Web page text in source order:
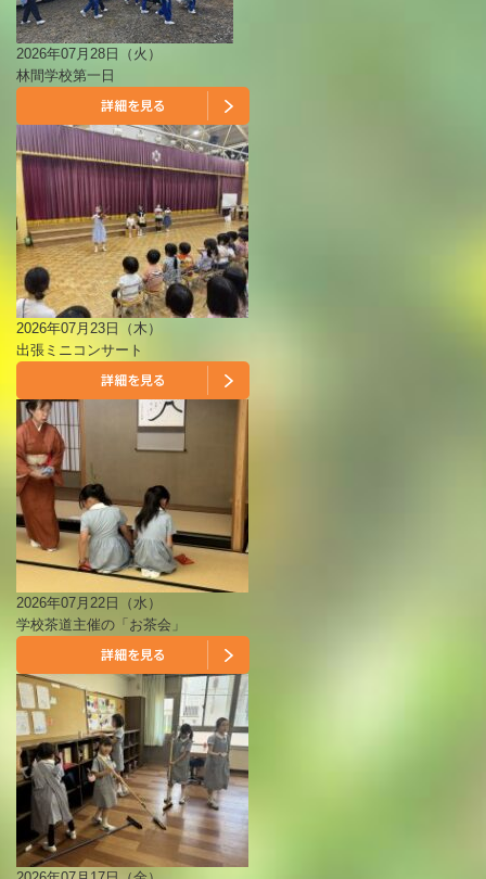
2026年07月28日（火）
林間学校第一日
2026年07月23日（木）
出張ミニコンサート
2026年07月22日（水）
学校茶道主催の「お茶会」